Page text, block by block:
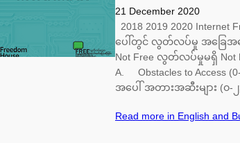
21 December 2020
2018 2019 2020
ပေါ်တွင် လွတ်လပ်မှု အခြေအ
Not Free လွတ်လပ်မှုမရှိ
A. Obstacles to Access
အပေါ် အတားအဆီးများ (၀-
Read more in English and